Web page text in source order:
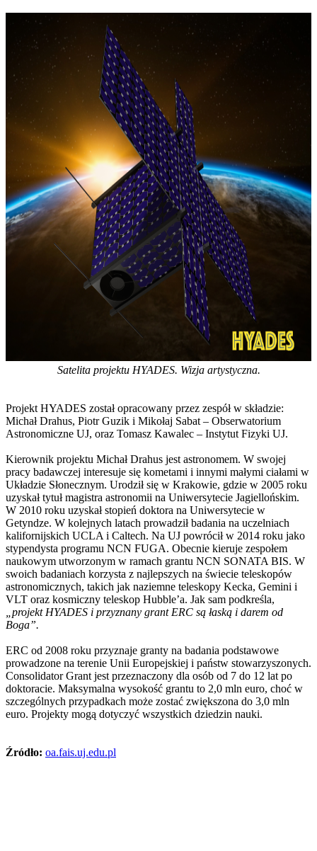
Satelita projektu HYADES. Wizja artystyczna.
Projekt HYADES został opracowany przez zespół w składzie:
Michał Drahus, Piotr Guzik i Mikołaj Sabat – Obserwatorium
Astronomiczne UJ, oraz Tomasz Kawalec – Instytut Fizyki UJ.
Kierownik projektu Michał Drahus jest astronomem. W swojej
pracy badawczej interesuje się kometami i innymi małymi ciałami w
Układzie Słonecznym. Urodził się w Krakowie, gdzie w 2005 roku
uzyskał tytuł magistra astronomii na Uniwersytecie Jagiellońskim.
W 2010 roku uzyskał stopień doktora na Uniwersytecie w
Getyndze. W kolejnych latach prowadził badania na uczelniach
kalifornijskich UCLA i Caltech. Na UJ powrócił w 2014 roku jako
stypendysta programu NCN FUGA. Obecnie kieruje zespołem
naukowym utworzonym w ramach grantu NCN SONATA BIS. W
swoich badaniach korzysta z najlepszych na świecie teleskopów
astronomicznych, takich jak naziemne teleskopy Kecka, Gemini i
VLT oraz kosmiczny teleskop Hubble’a. Jak sam podkreśla,
„projekt HYADES i przyznany grant ERC są łaską i darem od
Boga”.
ERC od 2008 roku przyznaje granty na badania podstawowe
prowadzone na terenie Unii Europejskiej i państw stowarzyszonych.
Consolidator Grant jest przeznaczony dla osób od 7 do 12 lat po
doktoracie. Maksymalna wysokość grantu to 2,0 mln euro, choć w
szczególnych przypadkach może zostać zwiększona do 3,0 mln
euro. Projekty mogą dotyczyć wszystkich dziedzin nauki.
Źródło: oa.fais.uj.edu.pl